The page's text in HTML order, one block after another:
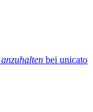
bei unicato